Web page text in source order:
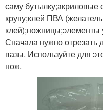
саму бутылку;акриловые
крупу;клей ПВА
клей);ножницы;элементы
Сначала нужно отрезать
вазы. Используйте для
нож.